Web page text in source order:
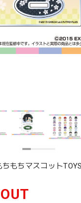
ちもちマスコット